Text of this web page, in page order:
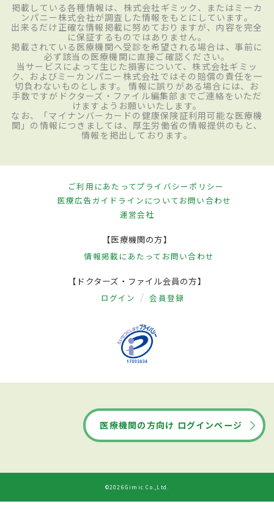
掲載している各種情報は、株式会社ギミック、またはミーカ
ンパニー株式会社が調査した情報をもとにしています。
出来るだけ正確な情報掲載に努めておりますが、内容を完全
に保証するものではありません。
掲載されている医療機関へ受診を希望される場合は、事前に
必ず該当の医療機関に直接ご確認ください。
当サービスによって生じた損害について、株式会社ギミッ
ク、およびミーカンパニー株式会社ではその賠償の責任を一
切負わないものとします。 情報に誤りがある場合には、お
手数ですがドクターズ・ファイル編集部までご連絡をいただ
けますようお願いいたします。
なお、「マイナンバーカードの健康保険証利用可能な医療機
関」の情報につきましては、厚生労働省の情報提供のもと、
情報を掲出しております。
ご利用にあたってプライバシーポリシー
医療広告ガイドラインについてお問い合わせ
運営会社
【医療機関の方】
情報掲載にあたって お問い合わせ
【ドクターズ・ファイル会員の方】
ログイン 会員登録
医療機関の方向け ログインページ
©2026Gimic Co.,Ltd.